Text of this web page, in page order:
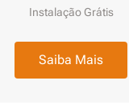
Instalação Grátis
Saiba Mais